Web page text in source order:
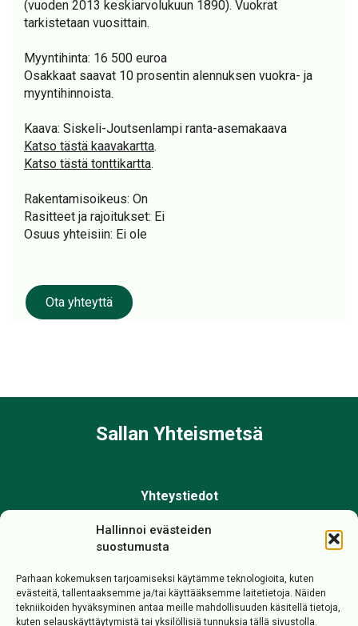
Hallinnoi evästeiden
suostumusta
Parhaan kokemuksen tarjoamiseksi käytämme teknologioita, kuten
evästeitä, tallentaaksemme ja/tai käyttääksemme laitetietoja. Näiden
tekniikoiden hyväksyminen antaa meille mahdollisuuden käsitellä tietoja,
kuten selauskäyttäytymistä tai yksilöllisiä tunnuksia tällä sivustolla.
(vuoden 2013 keskiarvolukuun 1890). Vuokrat
tarkistetaan vuosittain.
Myyntihinta: 16 500 euroa
Osakkaat saavat 10 prosentin alennuksen vuokra- ja
myyntihinnoista.
Kaava: Siskeli-Joutsenlampi ranta-asemakaava
Katso tästä kaavakartta.
Katso tästä tonttikartta.
Rakentamisoikeus: On
Rasitteet ja rajoitukset: Ei
Osuus yhteisiin: Ei ole
Ota yhteyttä
Sallan Yhteismetsä
Yhteystiedot
Sallan yhteismetsä
Kuusamontie 25, 98900 SALLA
marjaana.korpela@sallanyhteismetsa.fi